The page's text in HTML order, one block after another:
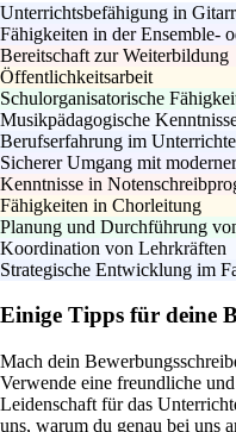
Unterrichtsbefähigung in
Fähigkeiten in der Ensemble-
Bereitschaft zur Weiterbildung
Öffentlichkeitsarbeit
Schulorganisatorische
Musikpädagogische
Berufserfahrung im
Sicherer Umgang mit
Kenntnisse in
Fähigkeiten in Chorleitung
Planung und Durchführung
Koordination von Lehrkräften
Strategische Entwicklung im
Einige Tipps für deine
Mach dein
Verwende eine freundliche
Leidenschaft für das
uns, warum du genau bei uns